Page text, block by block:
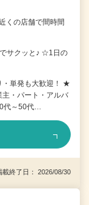
くの店舗で間時間
サクッと♪ ☆1日の
・単発も大歓迎！ ★
・パート・アルバ
代～50代…
終了日： 2026/08/30